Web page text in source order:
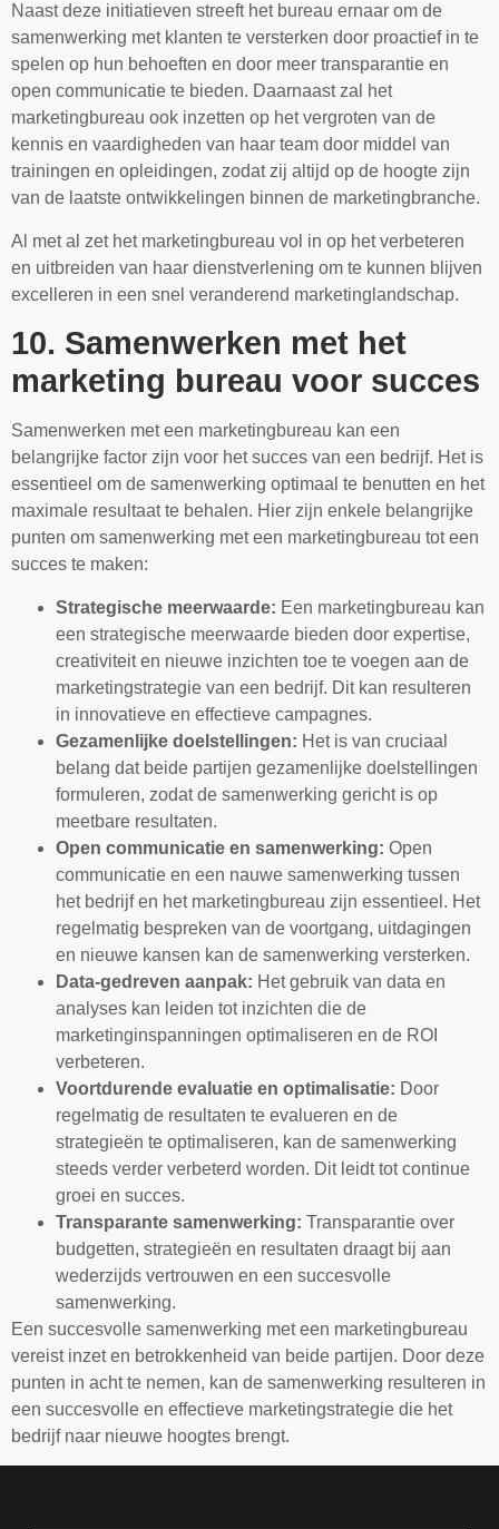
Naast deze initiatieven streeft het bureau ernaar om de
samenwerking met klanten te versterken door proactief in te
spelen op hun behoeften en door meer transparantie en
open communicatie te bieden. Daarnaast zal het
marketingbureau ook inzetten op het vergroten van de
kennis en vaardigheden van haar team door middel van
trainingen en opleidingen, zodat zij altijd op de hoogte zijn
van de laatste ontwikkelingen binnen de marketingbranche.
Al met al zet het marketingbureau vol in op het verbeteren
en uitbreiden van haar dienstverlening om te kunnen blijven
excelleren in een snel veranderend marketinglandschap.
10. Samenwerken met het
marketing bureau voor succes
Samenwerken met een marketingbureau kan een
belangrijke factor zijn voor het succes van een bedrijf. Het is
essentieel om de samenwerking optimaal te benutten en het
maximale resultaat te behalen. Hier zijn enkele belangrijke
punten om samenwerking met een marketingbureau tot een
succes te maken:
Strategische meerwaarde: Een marketingbureau kan
een strategische meerwaarde bieden door expertise,
creativiteit en nieuwe inzichten toe te voegen aan de
marketingstrategie van een bedrijf. Dit kan resulteren
in innovatieve en effectieve campagnes.
Gezamenlijke doelstellingen: Het is van cruciaal
belang dat beide partijen gezamenlijke doelstellingen
formuleren, zodat de samenwerking gericht is op
meetbare resultaten.
Open communicatie en samenwerking: Open
communicatie en een nauwe samenwerking tussen
het bedrijf en het marketingbureau zijn essentieel. Het
regelmatig bespreken van de voortgang, uitdagingen
en nieuwe kansen kan de samenwerking versterken.
Data-gedreven aanpak: Het gebruik van data en
analyses kan leiden tot inzichten die de
marketinginspanningen optimaliseren en de ROI
verbeteren.
Voortdurende evaluatie en optimalisatie: Door
regelmatig de resultaten te evalueren en de
strategieën te optimaliseren, kan de samenwerking
steeds verder verbeterd worden. Dit leidt tot continue
groei en succes.
Transparante samenwerking: Transparantie over
budgetten, strategieën en resultaten draagt bij aan
wederzijds vertrouwen en een succesvolle
samenwerking.
Een succesvolle samenwerking met een marketingbureau
vereist inzet en betrokkenheid van beide partijen. Door deze
punten in acht te nemen, kan de samenwerking resulteren in
een succesvolle en effectieve marketingstrategie die het
bedrijf naar nieuwe hoogtes brengt.